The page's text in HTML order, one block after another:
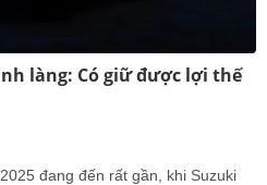
làng: Có giữ được lợi thế
đang đến rất gần, khi Suzuki